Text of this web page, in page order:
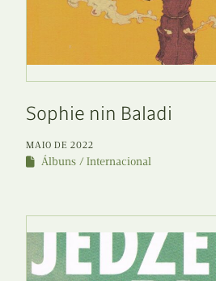
Sophie nin Baladi
MAIO DE 2022
Álbuns Internacional